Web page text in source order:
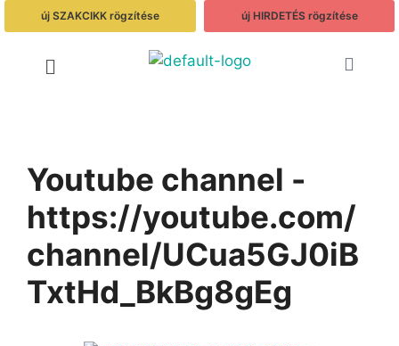
új SZAKCIKK rögzítése új HIRDETÉS rögzítése
Youtube channel -
https://youtube.com/
channel/UCua5GJ0iB
TxtHd_BkBg8gEg